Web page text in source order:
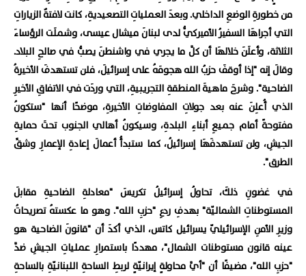
من خطورةِ الوضعِ الداخلي. وبعدَ العملياتِ التصعيديةِ، كانت لافتةٌ الزياراتِ
التي أجراهَا السفيرُ الأميركيُّ لدى لبنانَ ميشال عيسى، وشملَت الرؤساءَ
الثلاثة، وأعلَنَ خلالهَا أن كلَّ ما يجري في واشنطنَ يصبُّ في صالحِ البلاد.
وقالَ إنه "إذا أوقفَ حزبُ الله هجومَهُ على إسرائيلَ، فلن تستهدفَ الأخيرةُ
الضاحية". وشرحَ ماهيةَ المنطقةِ التجريبيةِ، التي وردَت في الاتفاقِ الأخيرِ
الذي أُعلِنَ عنه بعد جولاتِ المفاوضاتِ الأخيرةِ، موضحًا أنها "ستكونُ
مفتوحةً أمام جميعِ أبناءِ البلدةِ، وسيكونُ أهالي الجنوب تحتَ حمايةِ
الجيشِ، ولن تستهدفَهَا إسرائيلُ، كما ستبدأُ أعمالَ إعادةِ الإعمارِ وشقِّ
الطرق".
في غضونِ ذلكَ، تحاولُ إسرائيلُ تكريسَ "معادلةِ الضاحيةِ مقابلَ
المستوطناتِ الشماليّة" بهدفِ ردعِ "حزبِ الله". وهو ما عكستهُ تصريحاتُ
وزيرِ الأمنِ الإسرائيليّ يسرائيل كاتس، الذي أكدَ أن "قانونَ الضاحية هو
عينه قانون مستوطنات الشمال"، مهددًا باستمرارِ عملياتِ الجيشِ ضدَّ
"حزبِ الله"، مضيفًا أن "أيَّ محاولةٍ إيرانيّةٍ لربطِ الساحةِ اللبنانيّةِ بالساحةِ